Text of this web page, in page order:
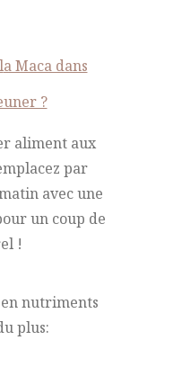
a Maca dans
?
aliment aux
par
avec une
un coup de
!
nutriments
plus: